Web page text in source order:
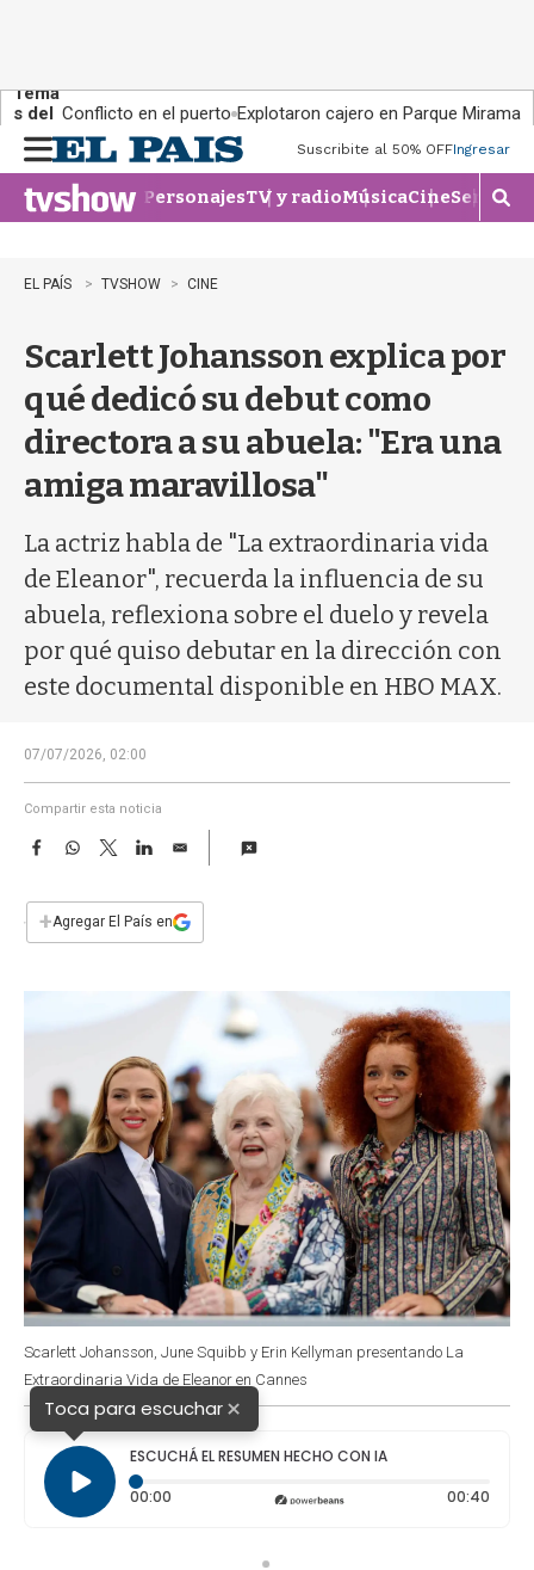
Tema
s del
día:
Conflicto en el puerto Explotaron cajero en Parque Miramar
n
u
Suscribite al 50% OFFIngresar
PersonajesTV y radioMúsicaCineSeries
M
o
r
b
q
EL PAÍS TVSHOW CINE
Scarlett Johansson explica por
qué dedicó su debut como
directora a su abuela: "Era una
amiga maravillosa"
La actriz habla de "La extraordinaria vida
de Eleanor", recuerda la influencia de su
abuela, reflexiona sobre el duelo y revela
por qué quiso debutar en la dirección con
este documental disponible en HBO MAX.
07/07/2026, 02:00
Compartir esta noticia
F
e
b
W
s
T
w
t
L
E
i
l
+Agregar El País en
Scarlett Johansson, June Squibb y Erin Kellyman presentando La
Extraordinaria Vida de Eleanor en Cannes
Toca para escuchar×
ESCUCHÁ EL RESUMEN HECHO CON IA
00:00 Tiempo transcurrido: 0 segundos 00:40